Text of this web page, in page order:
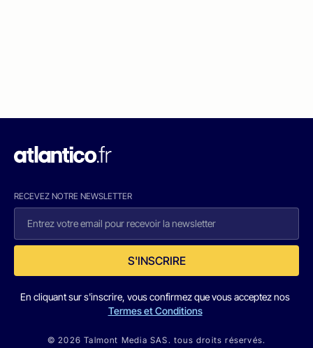
RECEVEZ NOTRE NEWSLETTER
S'INSCRIRE
En cliquant sur s'inscrire, vous confirmez que vous acceptez nos
Termes et Conditions
© 2026 Talmont Media SAS. tous droits réservés.